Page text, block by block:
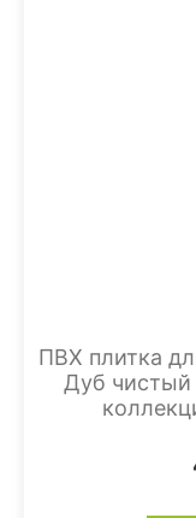
ПВХ плитка
Дуб чистый